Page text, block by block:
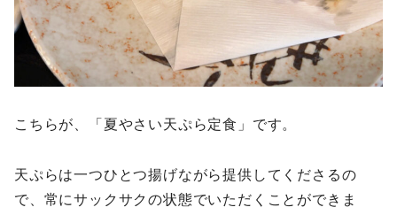
こちらが、「夏やさい天ぷら定食」です。
天ぷらは一つひとつ揚げながら提供してくださるの
で、常にサックサクの状態でいただくことができま